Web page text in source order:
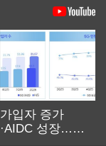
가입자 증가
·AIDC 성장…